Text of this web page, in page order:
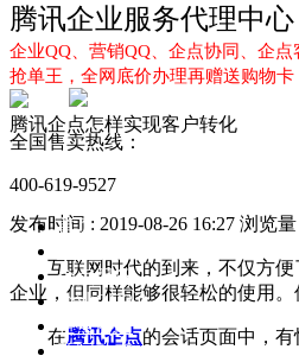
腾讯企业服务代理中心
企业QQ、营销QQ、企点协同、企点
抢单王，全网底价办理再赠送购物卡
全国售卖热线：
400-619-9527
首页
企点服务
企业QQ2.0
企点协同
新闻动态
腾讯企点怎样实现客户转化
发布时间 : 2019-08-26 16:27 浏览量
互联网时代的到来，不仅方便了
企业，但同样能够很轻松的使用
在腾讯企点的会话页面中，